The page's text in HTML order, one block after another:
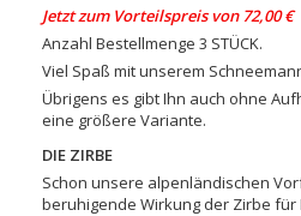
Jetzt zum Vorteilspreis von 72,00 €
Anzahl Bestellmenge 3 STÜCK.
Viel Spaß mit unserem
Übrigens es gibt Ihn auch ohne
eine größere Variante.
DIE ZIRBE
Schon unsere alpenländischen
beruhigende Wirkung der Zirbe für